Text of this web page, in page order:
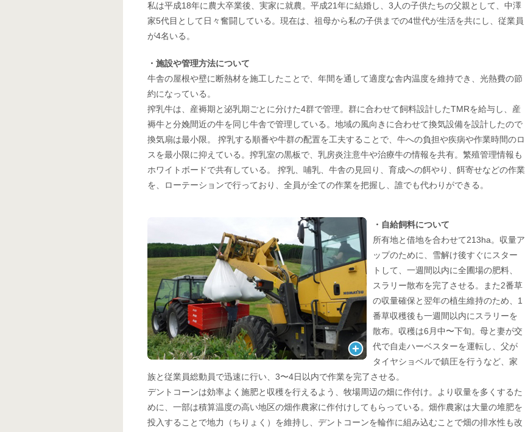
私は平成18年に農大卒業後、実家に就農。平成21年に結婚し、3人の子供たちの父親として、中澤
家5代目として日々奮闘している。現在は、祖母から私の子供までの4世代が生活を共にし、従業員
が4名いる。
・施設や管理方法について
牛舎の屋根や壁に断熱材を施工したことで、年間を通して適度な舎内温度を維持でき、光熱費の節
約になっている。
搾乳牛は、産褥期と泌乳期ごとに分けた4群で管理。群に合わせて飼料設計したTMRを給与し、産
褥牛と分娩間近の牛を同じ牛舎で管理している。地域の風向きに合わせて換気設備を設計したので
換気扇は最小限。 搾乳する順番や牛群の配置を工夫することで、牛への負担や疾病や作業時間のロ
スを最小限に抑えている。搾乳室の黒板で、乳房炎注意牛や治療牛の情報を共有。繁殖管理情報も
ホワイトボードで共有している。 搾乳、哺乳、牛舎の見回り、育成への餌やり、餌寄せなどの作業
を、ローテーションで行っており、全員が全ての作業を把握し、誰でも代わりができる。
・自給飼料について
所有地と借地を合わせて213ha。収量ア
ップのために、雪解け後すぐにスター
トして、一週間以内に全圃場の肥料、
スラリー散布を完了させる。また2番草
の収量確保と翌年の植生維持のため、1
番草収穫後も一週間以内にスラリーを
散布。収穫は6月中〜下旬。母と妻が交
代で自走ハーベスターを運転し、父が
タイヤショベルで鎮圧を行うなど、家
族と従業員総動員で迅速に行い、3〜4日以内で作業を完了させる。
デントコーンは効率よく施肥と収穫を行えるよう、牧場周辺の畑に作付け。より収量を多くするた
めに、一部は積算温度の高い地区の畑作農家に作付けしてもらっている。畑作農家は大量の堆肥を
投入することで地力（ちりょく）を維持し、デントコーンを輪作に組み込むことで畑の排水性も改